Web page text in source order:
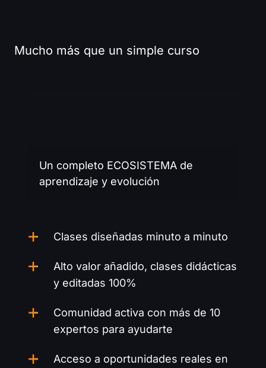
Mucho más que un simple curso
Un completo ECOSISTEMA de
aprendizaje y evolución
Clases diseñadas minuto a minuto
Alto valor añadido, clases didácticas
y editadas 100%
Comunidad activa con más de 10
expertos para ayudarte
Acceso a oportunidades reales en